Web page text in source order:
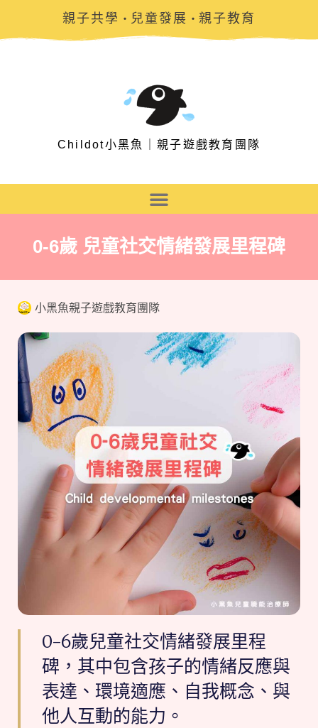
親子共學 ・ 兒童發展 ・ 親子教育
Childot小黑魚｜親子遊戲教育團隊
0-6歲 兒童社交情緒發展里程碑
小黑魚親子遊戲教育團隊
0-6歲兒童社交情緒發展里程
碑，其中包含孩子的情緒反應與
表達、環境適應、自我概念、與
他人互動的能力。